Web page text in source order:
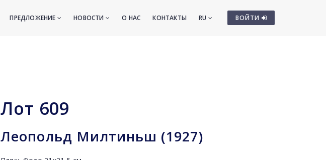
ВОЙТИ
ПРЕДЛОЖЕНИЕ НОВОСТИ О НАС КОНТАКТЫ RU
Лот 609
Леопольд Милтиньш (1927)